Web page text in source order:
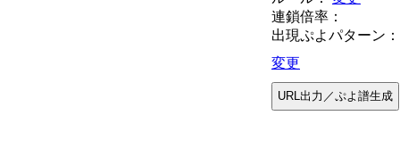
連鎖倍率：
出現ぷよパターン：
変更